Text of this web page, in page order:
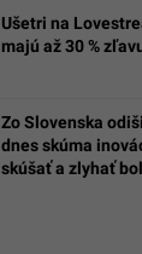
Ušetri na
majú až 30 %
Zo Slovenska
dnes skúma
skúšať a zlyhať